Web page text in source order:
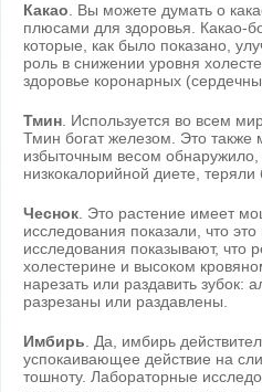
Какао . Вы можете думать о
плюсами для здоровья. Какао-
которые, как было показано,
роль в снижении уровня
здоровье коронарных
Тмин . Используется во всем
Тмин богат железом. Это также
избыточным весом
низкокалорийной диете,
Чеснок . Это растение имеет
исследования показали, что
исследования показывают, что
холестерине и высоком
нарезать или раздавить зубок:
разрезаны или раздавлены.
Имбирь . Да, имбирь
успокаивающее действие на
тошноту. Лабораторные